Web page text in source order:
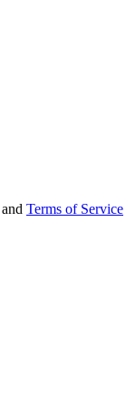
and Terms of Service